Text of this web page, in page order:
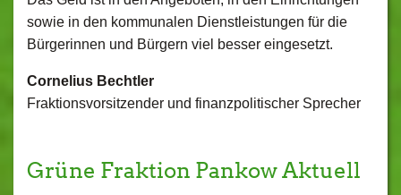
sowie in den kommunalen Dienstleistungen für die
Bürgerinnen und Bürgern viel besser eingesetzt.
Cornelius Bechtler
Fraktionsvorsitzender und finanzpolitischer Sprecher
Grüne Fraktion Pankow Aktuell